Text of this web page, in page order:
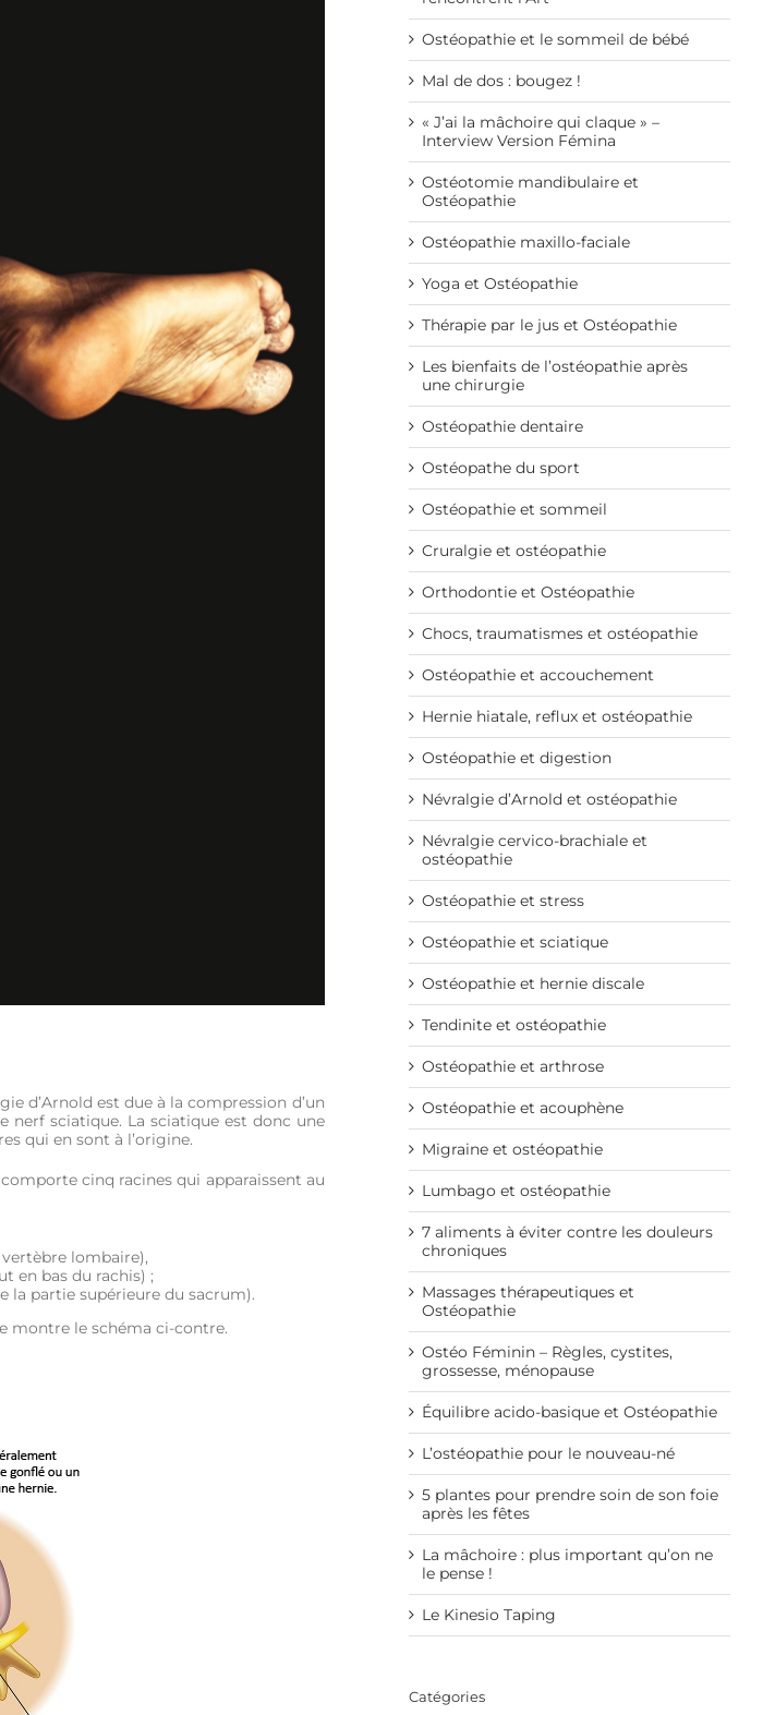
d’Arnold est due à la compression d’un
nerf sciatique. La sciatique est donc une
qui en sont à l’origine.
cinq racines qui apparaissent au
lombaire),
en bas du rachis) ;
la partie supérieure du sacrum).
montre le schéma ci-contre.
Ostéopathie et le sommeil de bébé
Mal de dos : bougez !
« J’ai la mâchoire qui claque » –
Interview Version Fémina
Ostéotomie mandibulaire et
Ostéopathie
Ostéopathie maxillo-faciale
Yoga et Ostéopathie
Thérapie par le jus et Ostéopathie
Les bienfaits de l’ostéopathie après
une chirurgie
Ostéopathie dentaire
Ostéopathe du sport
Ostéopathie et sommeil
Cruralgie et ostéopathie
Orthodontie et Ostéopathie
Chocs, traumatismes et ostéopathie
Ostéopathie et accouchement
Hernie hiatale, reflux et ostéopathie
Ostéopathie et digestion
Névralgie d’Arnold et ostéopathie
Névralgie cervico-brachiale et
ostéopathie
Ostéopathie et stress
Ostéopathie et sciatique
Ostéopathie et hernie discale
Tendinite et ostéopathie
Ostéopathie et arthrose
Ostéopathie et acouphène
Migraine et ostéopathie
Lumbago et ostéopathie
7 aliments à éviter contre les douleurs
chroniques
Massages thérapeutiques et
Ostéopathie
Ostéo Féminin – Règles, cystites,
grossesse, ménopause
Équilibre acido-basique et Ostéopathie
L’ostéopathie pour le nouveau-né
5 plantes pour prendre soin de son foie
après les fêtes
La mâchoire : plus important qu’on ne
le pense !
Le Kinesio Taping
Catégories